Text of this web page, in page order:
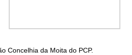
Concelhia da Moita do PCP.